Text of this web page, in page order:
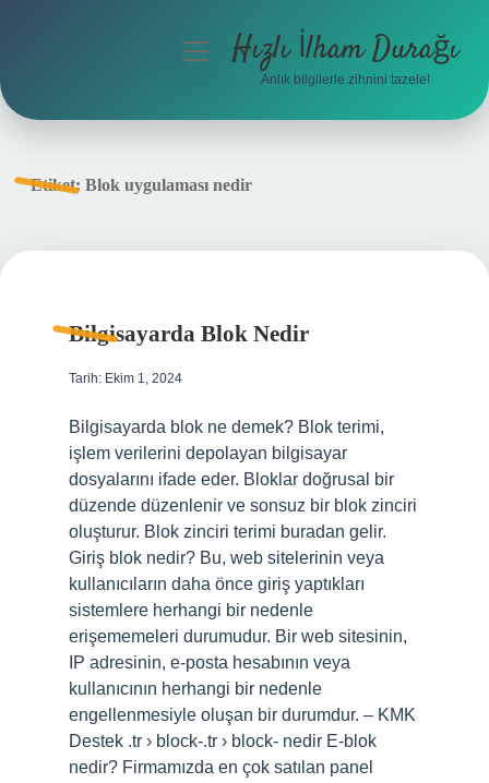
menüyüHızlı İlham Durağı
Anlık bilgilerle zihnini tazele!
Etiket: Blok uygulaması nedir
Bilgisayarda Blok Nedir
Tarih: Ekim 1, 2024
Bilgisayarda blok ne demek? Blok terimi,
işlem verilerini depolayan bilgisayar
dosyalarını ifade eder. Bloklar doğrusal bir
düzende düzenlenir ve sonsuz bir blok zinciri
oluşturur. Blok zinciri terimi buradan gelir.
Giriş blok nedir? Bu, web sitelerinin veya
kullanıcıların daha önce giriş yaptıkları
sistemlere herhangi bir nedenle
erişememeleri durumudur. Bir web sitesinin,
IP adresinin, e-posta hesabının veya
kullanıcının herhangi bir nedenle
engellenmesiyle oluşan bir durumdur. – KMK
Destek .tr › block-.tr › block- nedir E-blok
nedir? Firmamızda en çok satılan panel